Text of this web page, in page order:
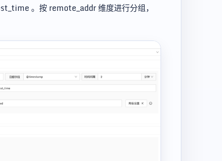
。按 remote_addr 维度进行分组，